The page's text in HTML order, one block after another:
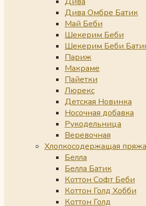
Дива Омбре Батик
Май Беби
Шекерим Беби
Шекерим Беби
Париж
Макраме
Пайетки
Люрекс
Детская Новинка
Носочная добавка
Рукодельница
Веревочная
Хлопкосодержащая пряжа
Белла
Белла Батик
Коттон Софт Беби
Коттон Голд Хобби
Коттон Голд